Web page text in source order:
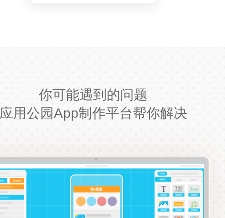
你可能遇到的问题
应用公园App制作平台帮你解决